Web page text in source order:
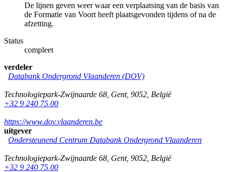
De lijnen geven weer waar een verplaatsing van de basis van
de Formatie van Voort heeft plaatsgevonden tijdens of na de
afzetting.
Status
compleet
verdeler
Databank Ondergrond Vlaanderen (DOV)
Technologiepark-Zwijnaarde 68 Gent, 9052 België
+32 9 240 75 00
https://www.dov.vlaanderen.be
uitgever
Ondersteunend Centrum Databank Ondergrond Vlaanderen
Technologiepark-Zwijnaarde 68 Gent, 9052 België
+32 9 240 75 00